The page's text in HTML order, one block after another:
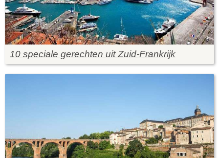
10 speciale gerechten uit Zuid-Frankrijk